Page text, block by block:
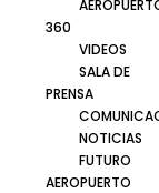
360
VIDEOS
SALA DE
PRENSA
NOTICIAS
FUTURO
AEROPUERTO